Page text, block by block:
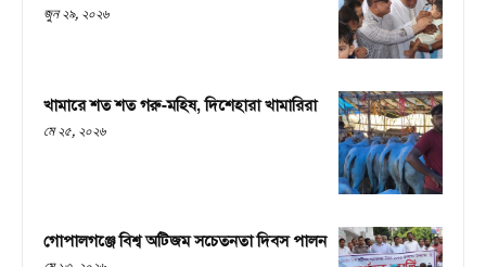
জুন ২৯, ২০২৬
খামারে শত শত গরু-মহিষ, দিশেহারা খামারিরা
মে ২৫, ২০২৬
গোপালগঞ্জে বিশ্ব অটিজম সচেতনতা দিবস পালন